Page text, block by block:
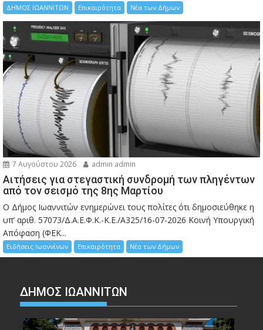
ΔΗΜΟΣ ΙΩΑΝΝΙΤΩΝ Επικαιρότητα Νέα των Δήμων
7 Αυγούστου 2026 admin admin
Αιτήσεις για στεγαστική συνδρομή των πληγέντων
από τον σεισμό της 8ης Μαρτίου
Ο Δήμος Ιωαννιτών ενημερώνει τους πολίτες ότι δημοσιεύθηκε η
υπ’ αριθ. 57073/Δ.Α.Ε.Φ.Κ.-Κ.Ε./Α325/16-07-2026 Κοινή Υπουργική
Απόφαση (ΦΕΚ...
Ειδήσεις Ιωαννίνων Επικαιρότητα Νέα των Δήμων
ΔΗΜΟΣ ΙΩΑΝΝΙΤΩΝ